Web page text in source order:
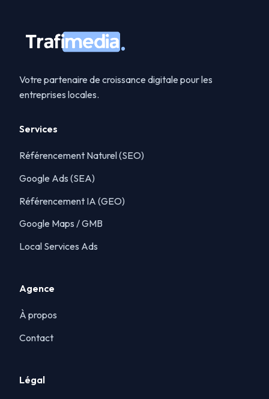
Votre partenaire de croissance digitale pour les
entreprises locales.
Services
Référencement Naturel (SEO)
Google Ads (SEA)
Référencement IA (GEO)
Google Maps / GMB
Local Services Ads
Agence
À propos
Contact
Légal